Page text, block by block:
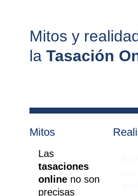
Mitos y
la Tasación
Mitos
Las
tasaciones
online no son
precisas